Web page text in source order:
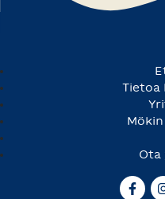
Tietoa
Ota